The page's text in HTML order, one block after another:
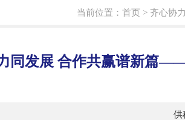
当前位置： 首页 > 齐心协
同发展 合作共赢谱新篇
供